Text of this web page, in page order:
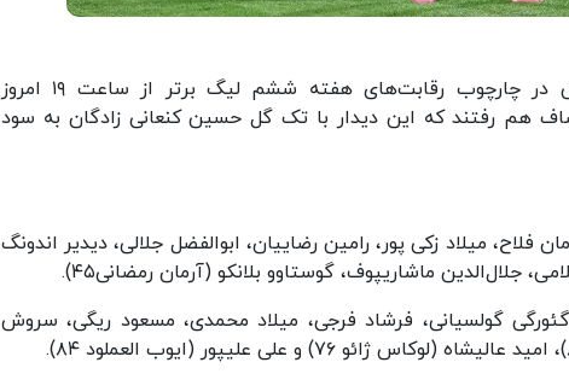
ایسنا نوشت: تیم‌های فوتبال استقلال و پرسپولیس در چارچوب رقابت‌های هفته ششم لیگ برتر از ساعت ۱۹ امروز
هم رفتند که این دیدار با تک گل حسین کنعانی زادگان به سود
میلاد زکی پور، رامین رضاییان، ابوالفضل جلالی، دیدیر اندونگ
گولسیانی، فرشاد فرجی، میلاد محمدی، مسعود ریگی، سروش